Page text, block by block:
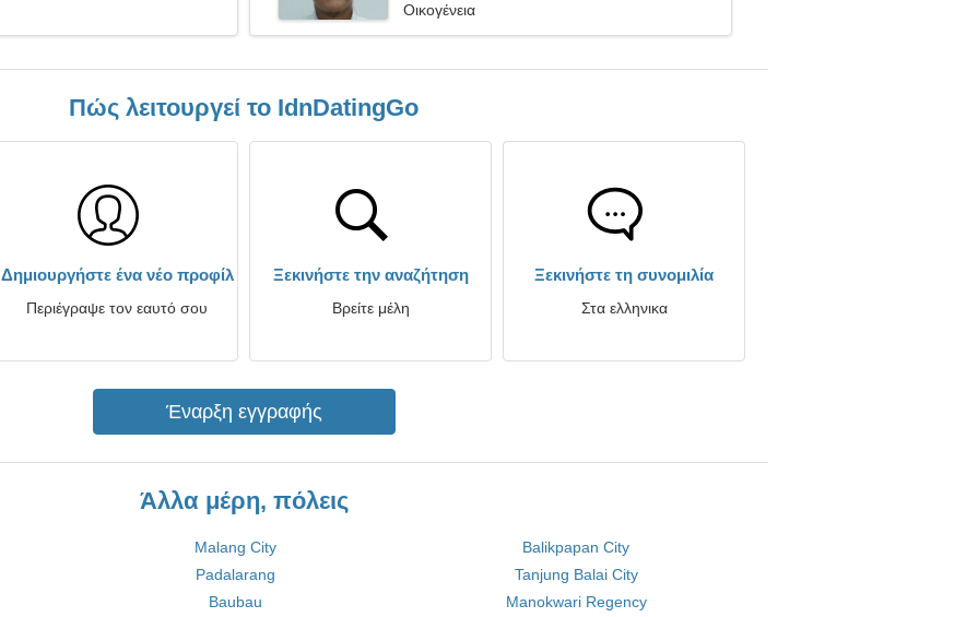
Οικογένεια
Πώς λειτουργεί το IdnDatingGo
Δημιουργήστε ένα νέο προφίλ
Περιέγραψε τον εαυτό σου
Ξεκινήστε την αναζήτηση
Βρείτε μέλη
Ξεκινήστε τη συνομιλία
Στα ελληνικα
Έναρξη εγγραφής
Άλλα μέρη, πόλεις
Malang City
Balikpapan City
Padalarang
Tanjung Balai City
Baubau Manokwari Regency